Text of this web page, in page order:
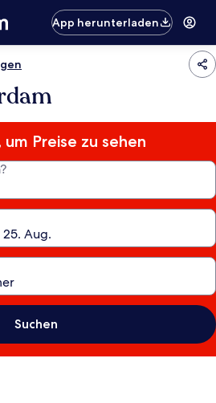
App herunterladen
Preise zu sehen
Suchen